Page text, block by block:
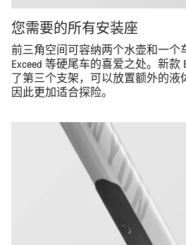
您需要的所有安装座
前三角空间可容纳两个水壶和一个
Exceed 等硬尾车的喜爱之处。新款
了第三个支架，可以放置额外的液
因此更加适合探险。